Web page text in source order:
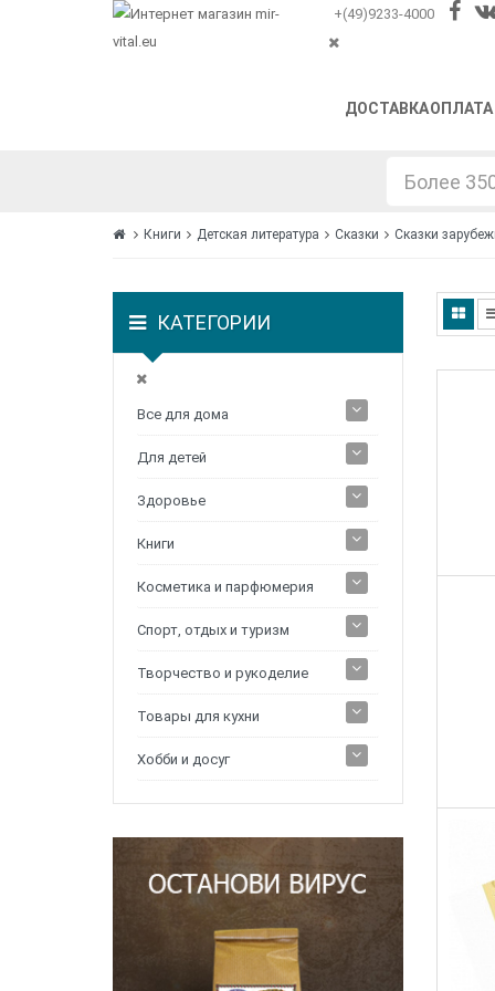
+(49)9233-4000
ДОСТАВКАОПЛАТА
Книги Детская литература Сказки Сказки
КАТЕГОРИИ
Все для дома
Для детей
Здоровье
Книги
Косметика и парфюмерия
Спорт, отдых и туризм
Творчество и рукоделие
Товары для кухни
Хобби и досуг